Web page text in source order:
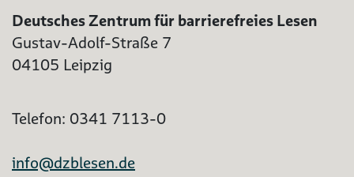
Deutsches Zentrum für barrierefreies Lesen
Gustav-Adolf-Straße 7
04105 Leipzig
Telefon: 0341 7113-0
info@dzblesen.de